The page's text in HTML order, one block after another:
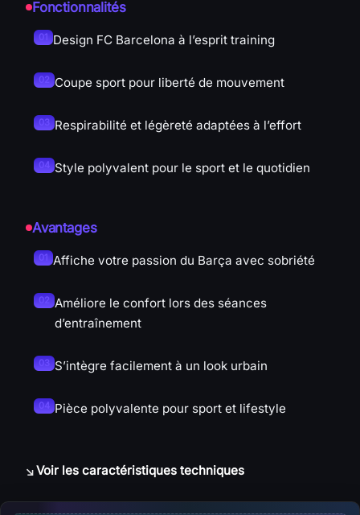
Fonctionnalités
Design FC Barcelona à l’esprit training
Coupe sport pour liberté de mouvement
Respirabilité et légèreté adaptées à l’effort
Style polyvalent pour le sport et le quotidien
Avantages
Affiche votre passion du Barça avec sobriété
Améliore le confort lors des séances
d’entraînement
S’intègre facilement à un look urbain
Pièce polyvalente pour sport et lifestyle
Voir les caractéristiques techniques